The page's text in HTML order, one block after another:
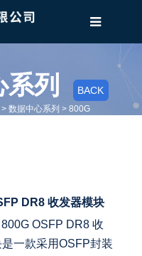
列
>数据中心系列 >800G
BACK
DR8 收发器模块
OSFP DR8 收
一款采用OSFP封装